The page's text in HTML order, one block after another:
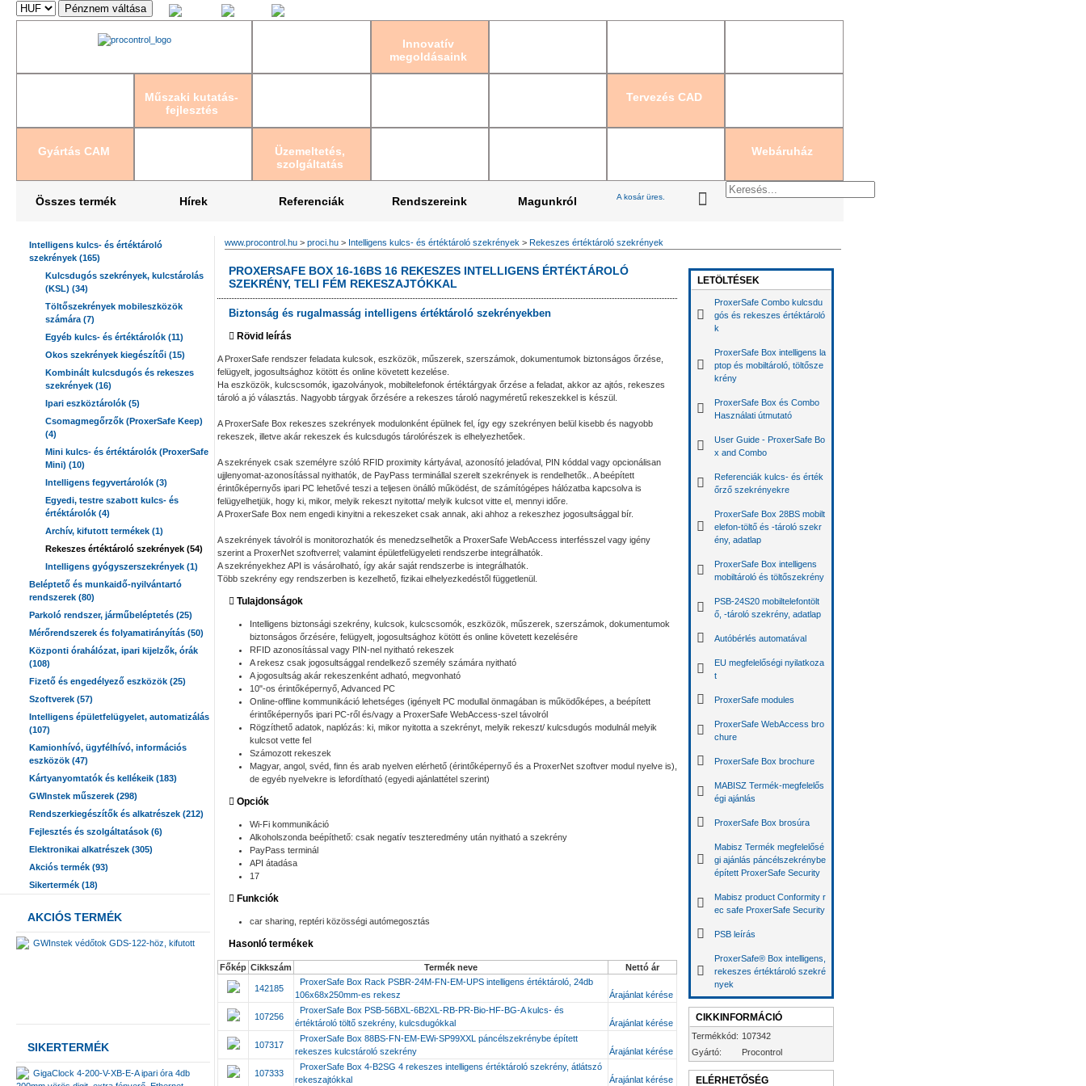
Innovatív
megoldásaink
Műszaki kutatás-
fejlesztés
Tervezés CAD
Gyártás CAM
Üzemeltetés,
szolgáltatás
Webáruház
Összes termék Hírek Referenciák Rendszereink Magunkról A kosár üres.
Intelligens kulcs- és értéktároló
szekrények (165)
Kulcsdugós szekrények, kulcstárolás
(KSL) (34)
Töltőszekrények mobileszközök
számára (7)
Egyéb kulcs- és értéktárolók (11)
Okos szekrények kiegészítői (15)
Kombinált kulcsdugós és rekeszes
szekrények (16)
Ipari eszköztárolók (5)
Csomagmegőrzők (ProxerSafe Keep)
(4)
Mini kulcs- és értéktárolók (ProxerSafe
Mini) (10)
Intelligens fegyvertárolók (3)
Egyedi, testre szabott kulcs- és
értéktárolók (4)
Archív, kifutott termékek (1)
Rekeszes értéktároló szekrények (54)
Intelligens gyógyszerszekrények (1)
Beléptető és munkaidő-nyilvántartó
rendszerek (80)
Parkoló rendszer, járműbeléptetés (25)
Mérőrendszerek és folyamatirányítás (50)
Központi órahálózat, ipari kijelzők, órák
(108)
Fizető és engedélyező eszközök (25)
Szoftverek (57)
Intelligens épületfelügyelet, automatizálás
(107)
Kamionhívó, ügyfélhívó, információs
eszközök (47)
Kártyanyomtatók és kellékeik (183)
GWInstek műszerek (298)
Rendszerkiegészítők és alkatrészek (212)
Fejlesztés és szolgáltatások (6)
Elektronikai alkatrészek (305)
Akciós termék (93)
Sikertermék (18)
AKCIÓS TERMÉK
GWInstek védőtok GDS-122-höz, kifutott
SIKERTERMÉK
GigaClock 4-200-V-XB-E-A ipari óra 4db
www.procontrol.hu > proci.hu > Intelligens kulcs- és értéktároló szekrények > Rekeszes értéktároló szekrények
PROXERSAFE BOX 16-16BS 16 REKESZES INTELLIGENS ÉRTÉKTÁROLÓ
SZEKRÉNY, TELI FÉM REKESZAJTÓKKAL
Biztonság és rugalmasság intelligens értéktároló szekrényekben
Rövid leírás
A ProxerSafe rendszer feladata kulcsok, eszközök, műszerek, szerszámok, dokumentumok biztonságos őrzése,
felügyelt, jogosultsághoz kötött és online követett kezelése.
Ha eszközök, kulcscsomók, igazolványok, mobiltelefonok értéktárgyak őrzése a feladat, akkor az ajtós, rekeszes
tároló a jó választás. Nagyobb tárgyak őrzésére a rekeszes tároló nagyméretű rekeszekkel is készül.
A ProxerSafe Box rekeszes szekrények modulonként épülnek fel, így egy szekrényen belül kisebb és nagyobb
rekeszek, illetve akár rekeszek és kulcsdugós tárolórészek is elhelyezhetőek.
A szekrények csak személyre szóló RFID proximity kártyával, azonosító jeladóval, PIN kóddal vagy opcionálisan
ujjlenyomat-azonosítással nyithatók, de PayPass terminállal szerelt szekrények is rendelhetők.. A beépített
érintőképernyős ipari PC lehetővé teszi a teljesen önálló működést, de számítógépes hálózatba kapcsolva is
felügyelhetjük, hogy ki, mikor, melyik rekeszt nyitotta/ melyik kulcsot vitte el, mennyi időre.
A ProxerSafe Box nem engedi kinyitni a rekeszeket csak annak, aki ahhoz a rekeszhez jogosultsággal bír.
A szekrények távolról is monitorozhatók és menedzselhetők a ProxerSafe WebAccess interfésszel vagy igény
szerint a ProxerNet szoftverrel; valamint épületfelügyeleti rendszerbe integrálhatók.
A szekrényekhez API is vásárolható, így akár saját rendszerbe is integrálhatók.
Több szekrény egy rendszerben is kezelhető, fizikai elhelyezkedéstől függetlenül.
Tulajdonságok
Intelligens biztonsági szekrény, kulcsok, kulcscsomók, eszközök, műszerek, szerszámok, dokumentumok
biztonságos őrzésére, felügyelt, jogosultsághoz kötött és online követett kezelésére
RFID azonosítással vagy PIN-nel nyitható rekeszek
A rekesz csak jogosultsággal rendelkező személy számára nyitható
A jogosultság akár rekeszenként adható, megvonható
10"-os érintőképernyő, Advanced PC
Online-offline kommunikáció lehetséges (igényelt PC modullal önmagában is működőképes, a beépített
érintőképernyős ipari PC-ről és/vagy a ProxerSafe WebAccess-szel távolról
Rögzíthető adatok, naplózás: ki, mikor nyitotta a szekrényt, melyik rekeszt/ kulcsdugós modulnál melyik
kulcsot vette fel
Számozott rekeszek
Magyar, angol, svéd, finn és arab nyelven elérhető (érintőképernyő és a ProxerNet szoftver modul nyelve is),
de egyéb nyelvekre is lefordítható (egyedi ajánlattétel szerint)
Opciók
Wi-Fi kommunikáció
Alkoholszonda beépíthető: csak negatív teszteredmény után nyitható a szekrény
PayPass terminál
API átadása
17
Funkciók
car sharing, reptéri közösségi autómegosztás
Hasonló termékek
Főkép Cikkszám Termék neve Nettó ár
142185
ProxerSafe Box Rack PSBR-24M-FN-EM-UPS intelligens értéktároló, 24db
106x68x250mm-es rekesz
Árajánlat kérése
107256
ProxerSafe Box PSB-56BXL-6B2XL-RB-PR-Bio-HF-BG-A kulcs- és
értéktároló töltő szekrény, kulcsdugókkal
Árajánlat kérése
107317
ProxerSafe Box 88BS-FN-EM-EWi-SP99XXL páncélszekrénybe épített
rekeszes kulcstároló szekrény
Árajánlat kérése
107333
ProxerSafe Box 4-B2SG 4 rekeszes intelligens értéktároló szekrény, átlátszó
rekeszajtókkal
Árajánlat kérése
LETÖLTÉSEK
ProxerSafe Combo kulcsdu
gós és rekeszes értéktároló
k
ProxerSafe Box intelligens la
ptop és mobiltároló, töltősze
krény
ProxerSafe Box és Combo
Használati útmutató
User Guide - ProxerSafe Bo
x and Combo
Referenciák kulcs- és érték
őrző szekrényekre
ProxerSafe Box 28BS mobilt
elefon-töltő és -tároló szekr
ény, adatlap
ProxerSafe Box intelligens
mobiltároló és töltőszekrény
PSB-24S20 mobiltelefontölt
ő, -tároló szekrény, adatlap
Autóbérlés automatával
EU megfelelőségi nyilatkoza
t
ProxerSafe modules
ProxerSafe WebAccess bro
chure
ProxerSafe Box brochure
MABISZ Termék-megfelelős
égi ajánlás
ProxerSafe Box brosúra
Mabisz Termék megfelelősé
gi ajánlás páncélszekrénybe
épített ProxerSafe Security
Mabisz product Conformity r
ec safe ProxerSafe Security
PSB leírás
ProxerSafe® Box intelligens,
rekeszes értéktároló szekré
nyek
CIKKINFORMÁCIÓ
Termékkód: 107342
Gyártó:
Procontrol
ELÉRHETŐSÉG